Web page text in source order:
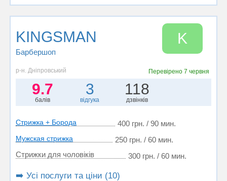
KINGSMAN
Барбершоп
K
р-н. Дніпровський Перевірено 7 червня
9.7
балів
3
відгука
118
дзвінків
Стрижка + Борода 400 грн. / 90 мин.
Мужская стрижка
250 грн. / 60 мин.
Стрижки для чоловіків
300 грн. / 60 мин.
➡️ Усі послуги та ціни (10)